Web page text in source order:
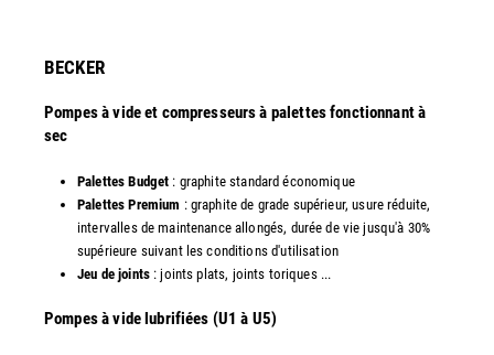
​BECKER
Pompes à vide et compresseurs à palettes fonctionnant à
sec
Palettes Budget : graphite standard économique
Palettes Premium : graphite de grade supérieur, usure réduite,
intervalles de maintenance allongés, durée de vie jusqu'à 30%
supérieure suivant les conditions d'utilisation
Jeu de joints: joints plats, joints toriques ...
​Pompes à vide lubrifiées (U1 à U5)